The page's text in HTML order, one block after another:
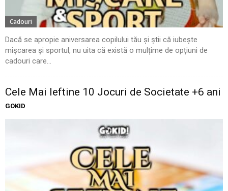
Cadouri
Dacă se apropie aniversarea copilului tău și știi că iubește
mișcarea și sportul, nu uita că există o mulțime de opțiuni de
cadouri care...
Cele Mai Ieftine 10 Jocuri de Societate +6 ani
GOKID